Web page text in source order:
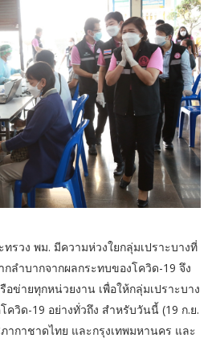
ทรวง พม. มีความห่วงใยกลุ่มเปราะบางที่
ลำบากจากผลกระทบของโควิด-19 จึง
ข่ายทุกหน่วยงาน เพื่อให้กลุ่มเปราะบาง
วิด-19 อย่างทั่วถึง สำหรับวันนี้ (19 ก.ย.
ากาชาดไทย และกรุงเทพมหานคร และ